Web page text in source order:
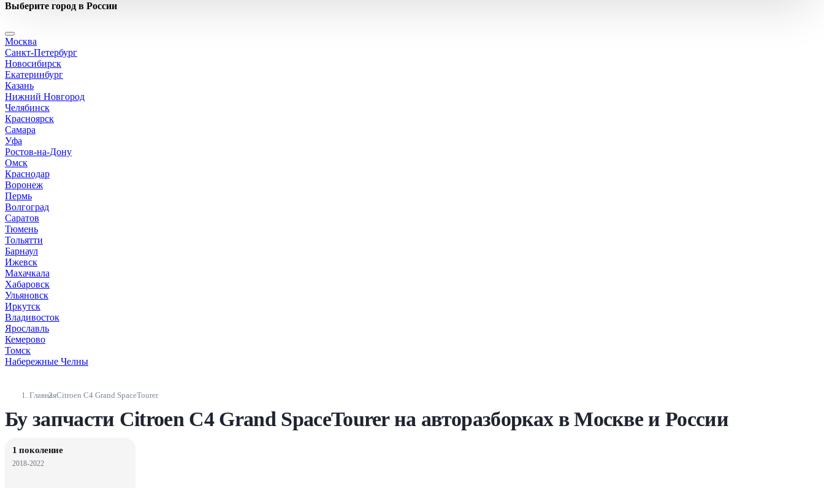
стекла
стеклоочистители
топливная система
тормозная система
трансмиссия
Выберите город в России
Москва
Санкт-Петербург
Новосибирск
Екатеринбург
Казань
Нижний Новгород
Челябинск
Красноярск
Самара
Уфа
Ростов-на-Дону
Омск
Краснодар
Воронеж
Пермь
Волгоград
Саратов
Тюмень
Тольятти
Барнаул
Ижевск
Махачкала
Хабаровск
Ульяновск
Иркутск
Владивосток
Ярославль
Кемерово
Томск
Набережные Челны
ГлавнаяCitroen C4 Grand SpaceTourer
Бу запчасти Citroen C4 Grand SpaceTourer на авторазборках в Москве и России
1 поколение
2018-2022